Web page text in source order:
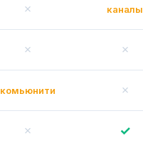
✗ каналы
✗ ✗
комьюнити ✗
✗ ✓